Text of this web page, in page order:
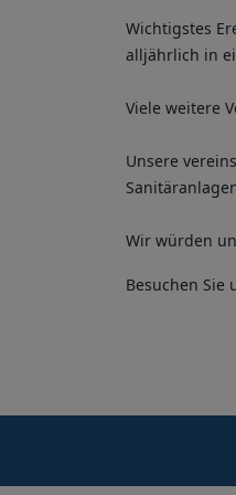
Wichtigstes
alljährlich in
Viele weitere
Unsere
Wir würden
Besuchen Sie